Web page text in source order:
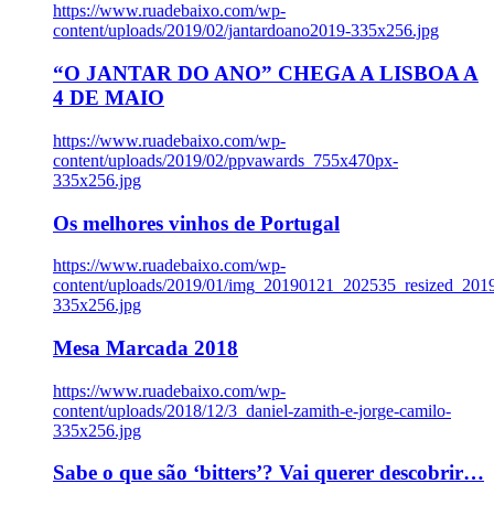
https://www.ruadebaixo.com/wp-
content/uploads/2019/02/jantardoano2019-335x256.jpg
“O JANTAR DO ANO” CHEGA A LISBOA A
4 DE MAIO
https://www.ruadebaixo.com/wp-
content/uploads/2019/02/ppvawards_755x470px-
335x256.jpg
Os melhores vinhos de Portugal
https://www.ruadebaixo.com/wp-
content/uploads/2019/01/
335x256.jpg
Mesa Marcada 2018
https://www.ruadebaixo.com/wp-
content/uploads/2018/12/3_daniel-zamith-e-jorge-camilo-
335x256.jpg
Sabe o que são ‘bitters’? Vai querer descobrir…